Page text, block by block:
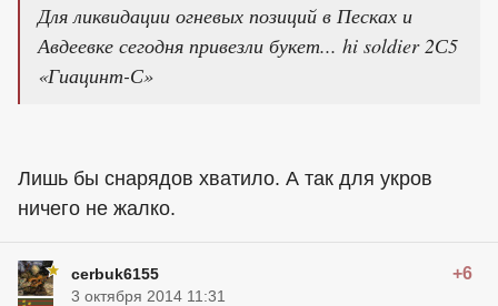
Для ликвидации огневых позиций в Песках и
Авдеевке сегодня привезли букет... hi soldier 2С5
«Гиацинт-С»
Лишь бы снарядов хватило. А так для укров
ничего не жалко.
cerbuk6155 +6
3 октября 2014 11:31